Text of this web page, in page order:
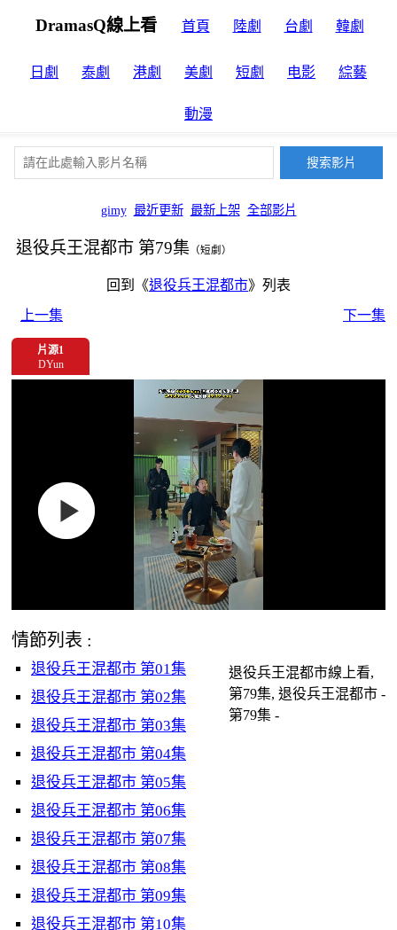
DramasQ線上看 首頁 陸劇 台劇 韓劇
日劇 泰劇 港劇 美劇 短劇 电影 綜藝
動漫
gimy 最近更新 最新上架 全部影片
退役兵王混都市 第79集 （短劇）
回到《退役兵王混都市》列表
上一集
下一集
片源1
DYun
情節列表 :
退役兵王混都市 第01集
退役兵王混都市 第02集
退役兵王混都市 第03集
退役兵王混都市 第04集
退役兵王混都市 第05集
退役兵王混都市 第06集
退役兵王混都市 第07集
退役兵王混都市 第08集
退役兵王混都市 第09集
退役兵王混都市 第10集
退役兵王混都市線上看,
第79集, 退役兵王混都市 -
第79集 -